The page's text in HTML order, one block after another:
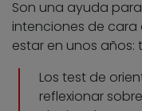
Son una ayuda
intenciones de
estar en unos años:
Los test de
reflexionar